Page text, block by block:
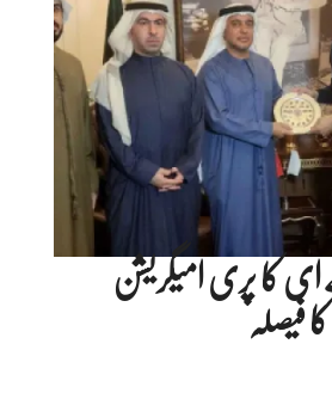
ای کا پری امیگریشن
فیصلہ